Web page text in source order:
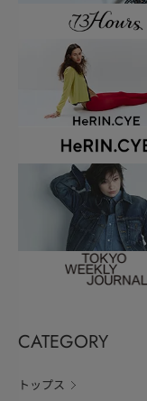
CATEGORY
トップス